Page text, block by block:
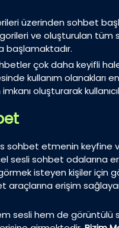
üzerinden sohbet
ve oluşturulan tüm
başlamaktadır.
çok daha keyifli
kullanım olanakları
oluşturarak
sohbet etmenin keyfine
sesli sohbet odalarına
isteyen kişiler için
araçlarına erişim
sesli hem de görüntülü